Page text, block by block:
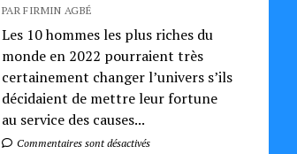
PAR FIRMIN AGBÉ
Les 10 hommes les plus riches du
monde en 2022 pourraient très
certainement changer l’univers s’ils
décidaient de mettre leur fortune
au service des causes...
Commentaires sont désactivés